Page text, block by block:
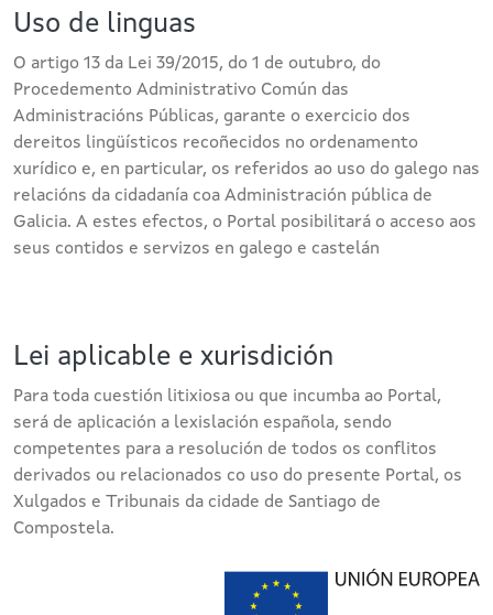
Uso de linguas
O artigo 13 da Lei 39/2015, do 1 de outubro, do
Procedemento Administrativo Común das
Administracións Públicas, garante o exercicio dos
dereitos lingüísticos recoñecidos no ordenamento
xurídico e, en particular, os referidos ao uso do galego nas
relacións da cidadanía coa Administración pública de
Galicia. A estes efectos, o Portal posibilitará o acceso aos
seus contidos e servizos en galego e castelán
Lei aplicable e xurisdición
Para toda cuestión litixiosa ou que incumba ao Portal,
será de aplicación a lexislación española, sendo
competentes para a resolución de todos os conflitos
derivados ou relacionados co uso do presente Portal, os
Xulgados e Tribunais da cidade de Santiago de
Compostela.